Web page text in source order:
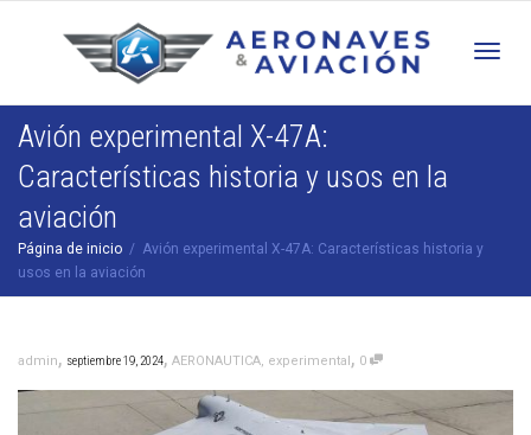
Avión experimental X-47A:
Características historia y usos en la
aviación
Página de inicio
Avión experimental X-47A: Características historia y
usos en la aviación
admin, septiembre 19, 2024, AERONAUTICA, experimental, 0